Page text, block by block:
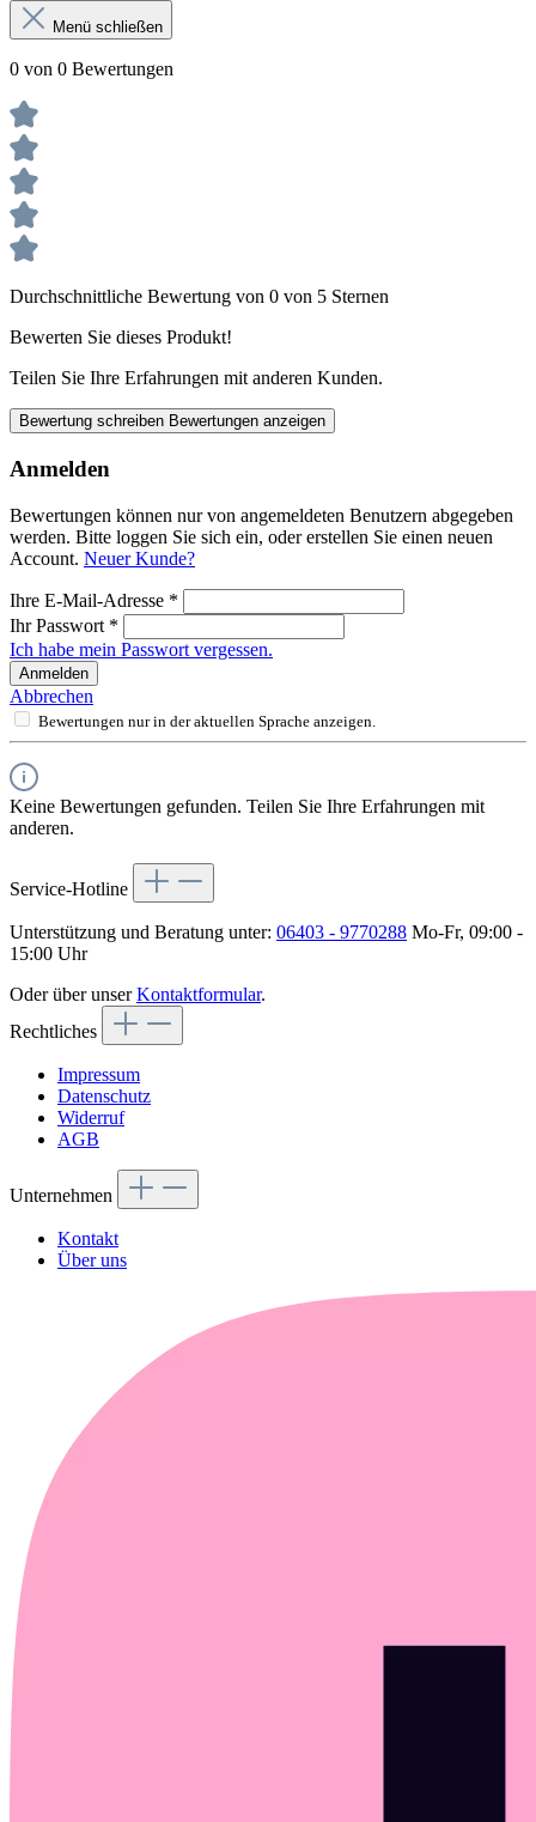
Menü schließen
0 von 0 Bewertungen
Durchschnittliche Bewertung von 0 von 5 Sternen
Bewerten Sie dieses Produkt!
Teilen Sie Ihre Erfahrungen mit anderen Kunden.
Bewertung schreiben Bewertungen anzeigen
Anmelden
Bewertungen können nur von angemeldeten Benutzern abgegeben
werden. Bitte loggen Sie sich ein, oder erstellen Sie einen neuen
Account. Neuer Kunde?
Ihre E-Mail-Adresse *
Ihr Passwort *
Ich habe mein Passwort vergessen.
Anmelden
Abbrechen
Bewertungen nur in der aktuellen Sprache anzeigen.
Keine Bewertungen gefunden. Teilen Sie Ihre Erfahrungen mit
anderen.
Service-Hotline
Unterstützung und Beratung unter: 06403 - 9770288 Mo-Fr, 09:00 -
15:00 Uhr
Oder über unserKontaktformular.
Rechtliches
Impressum
Datenschutz
Widerruf
AGB
Unternehmen
Kontakt
Über uns